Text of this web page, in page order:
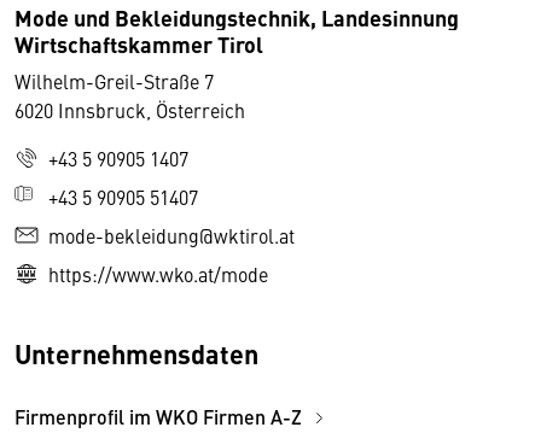
Mode und Bekleidungstechnik, Landesinnung
Wirtschaftskammer Tirol
Wilhelm-Greil-Straße 7
6020 Innsbruck, Österreich
+43 5 90905 1407
+43 5 90905 51407
mode-bekleidung@wktirol.at
https://www.wko.at/mode
Unternehmensdaten
Firmenprofil im WKO Firmen A-Z